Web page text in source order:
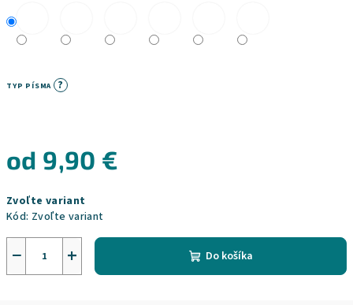
TYP PÍSMA ?
od 9,90 €
cena:
Zvoľte variant
Kód: Zvoľte variant
+
− Do košíka